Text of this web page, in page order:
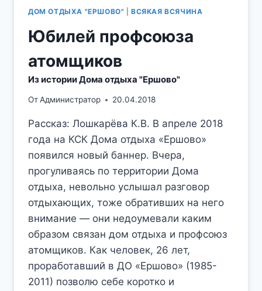
ДОМ ОТДЫХА "ЕРШОВО" |ВСЯКАЯ ВСЯЧИНА
Юбилей профсоюза
атомщиков
Из истории Дома отдыха "Ершово"
ОтАдминистратор 20.04.2018
Рассказ: Лошкарёва К.В. В апреле 2018
года на КСК Дома отдыха «Ершово»
появился новый баннер. Вчера,
прогуливаясь по территории Дома
отдыха, невольно услышал разговор
отдыхающих, тоже обративших на него
внимание — они недоумевали каким
образом связан дом отдыха и профсоюз
атомщиков. Как человек, 26 лет,
проработавший в ДО «Ершово» (1985-
2011) позволю себе коротко и